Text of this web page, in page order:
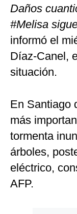
Daños
#Melisa
informó el
Díaz-Canel,
situación.
En Santiago
más
tormenta
árboles,
eléctrico,
AFP.